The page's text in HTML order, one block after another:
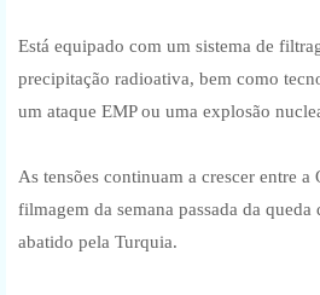
Está equipado com um sistema de
precipitação radioativa, bem como
um ataque EMP ou uma explosão
As tensões continuam a crescer entre
filmagem da semana passada da queda
abatido pela Turquia.